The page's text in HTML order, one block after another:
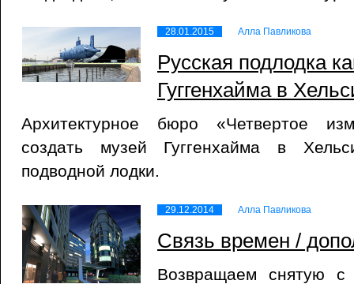
28.01.2015 Алла Павликова
Русская подлодка
Гуггенхайма в
Архитектурное бюро «Четвертое
создать музей Гуггенхайма в
подводной лодки.
29.12.2014 Алла Павликова
Связь времен /
Возвращаем снятую с